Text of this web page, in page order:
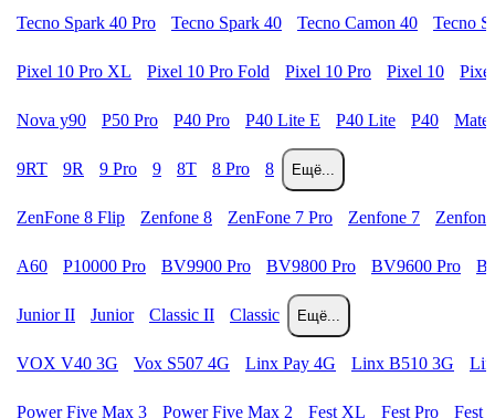
Tecno Spark 40 Pro Tecno Spark 40 Tecno Camon 40 Tecno
Pixel 10 Pro XL Pixel 10 Pro Fold Pixel 10 Pro Pixel 10
Nova y90 P50 Pro P40 Pro P40 Lite E P40 Lite P40 Mate
9RT 9R 9 Pro 9 8T 8 Pro 8 Ещё...
ZenFone 8 Flip Zenfone 8 ZenFone 7 Pro Zenfone 7
A60 P10000 Pro BV9900 Pro BV9800 Pro BV9600 Pro
Junior II Junior Classic II Classic Ещё...
VOX V40 3G Vox S507 4G Linx Pay 4G Linx B510 3G
Power Five Max 3 Power Five Max 2 Fest XL Fest Pro Fest